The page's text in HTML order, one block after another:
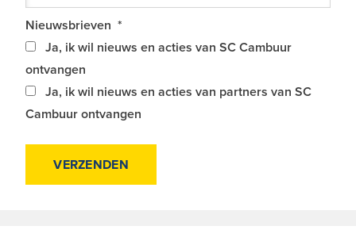
Nieuwsbrieven *
Ja, ik wil nieuws en acties van SC Cambuur
ontvangen
Ja, ik wil nieuws en acties van partners van SC
Cambuur ontvangen